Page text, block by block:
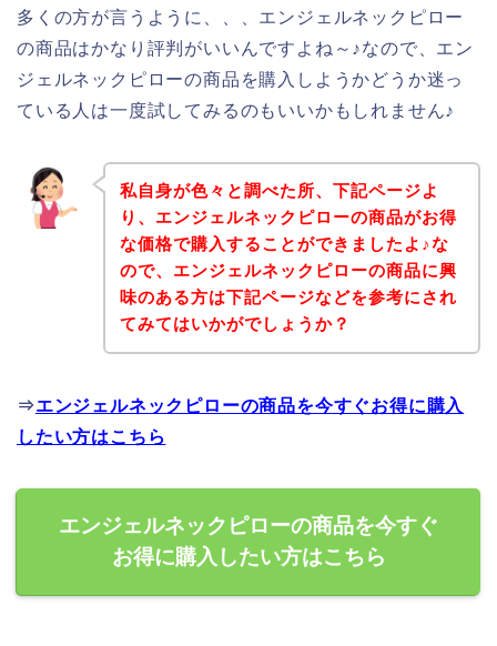
多くの方が言うように、、、エンジェルネックピロー
の商品はかなり評判がいいんですよね～♪なので、エン
ジェルネックピローの商品を購入しようかどうか迷っ
ている人は一度試してみるのもいいかもしれません♪
私自身が色々と調べた所、下記ページよ
り、エンジェルネックピローの商品がお得
な価格で購入することができましたよ♪な
ので、エンジェルネックピローの商品に興
味のある方は下記ページなどを参考にされ
てみてはいかがでしょうか？
⇒エンジェルネックピローの商品を今すぐお得に購入
したい方はこちら
エンジェルネックピローの商品を今すぐ
お得に購入したい方はこちら